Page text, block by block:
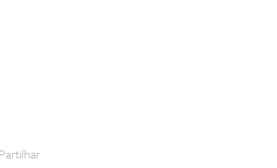
Partilhar